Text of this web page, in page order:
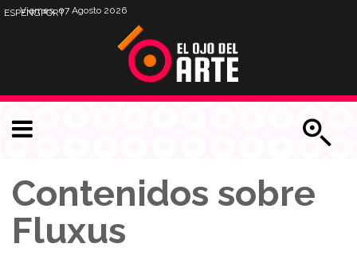
Viernes, 07 Agosto 2026
ESPENGPORT
Contenidos sobre
Fluxus